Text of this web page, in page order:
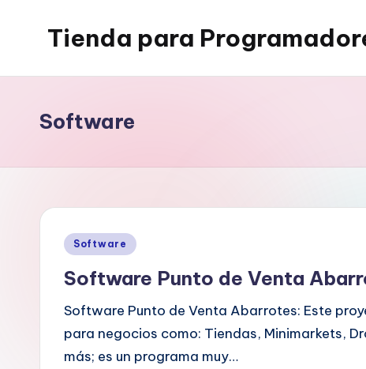
Tienda para
Byspel.com
Software
Publicado
Software
Software Punto de Venta
Software Punto de Venta Abarrotes: Este
para negocios como: Tiendas, Minimarkets,
más; es un programa muy…